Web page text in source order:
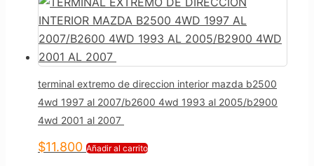
terminal extremo de direccion interior mazda b2500
4wd 1997 al 2007/b2600 4wd 1993 al 2005/b2900
4wd 2001 al 2007
$11.800 Añadir al carrito